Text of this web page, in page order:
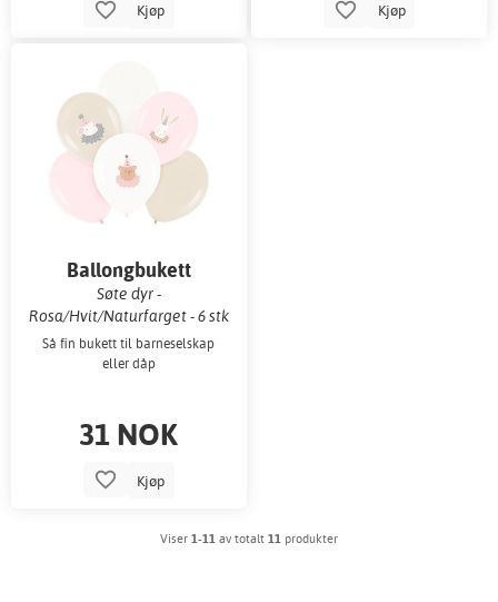
Kjøp Kjøp
Ballongbukett
Søte dyr -
Rosa/Hvit/Naturfarget - 6 stk
Så fin bukett til barneselskap
eller dåp
31 NOK
Kjøp
Viser 1-11 av totalt 11 produkter